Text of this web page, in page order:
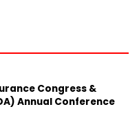
Congress &
Annual Conference